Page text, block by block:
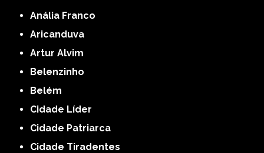
Anália Franco
Aricanduva
Artur Alvim
Belenzinho
Belém
Cidade Líder
Cidade Patriarca
Cidade Tiradentes